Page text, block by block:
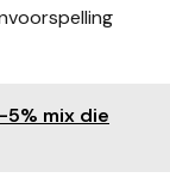
5% mix die